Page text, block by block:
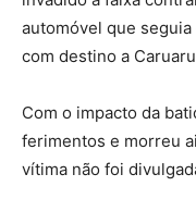
automóvel que seguia
com destino a
Com o impacto da
ferimentos e morreu
vítima não foi